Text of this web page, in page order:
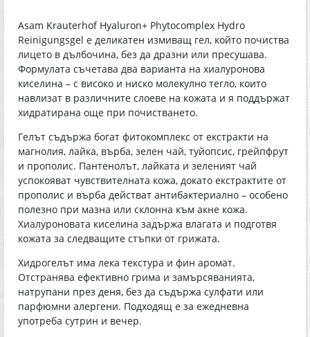
Asam Krauterhof Hyaluron+ Phytocomplex Hydro
Reinigungsgel е деликатен измиващ гел, който почиства
лицето в дълбочина, без да дразни или пресушава.
Формулата съчетава два варианта на хиалуронова
киселина – с високо и ниско молекулно тегло, които
навлизат в различните слоеве на кожата и я поддържат
хидратирана още при почистването.
Гелът съдържа богат фитокомплекс от екстракти на
магнолия, лайка, върба, зелен чай, туйопсис, грейпфрут
и прополис. Пантенолът, лайката и зеленият чай
успокояват чувствителната кожа, докато екстрактите от
прополис и върба действат антибактериално – особено
полезно при мазна или склонна към акне кожа.
Хиалуроновата киселина задържа влагата и подготвя
кожата за следващите стъпки от грижата.
Хидрогелът има лека текстура и фин аромат.
Отстранява ефективно грима и замърсяванията,
натрупани през деня, без да съдържа сулфати или
парфюмни алергени. Подходящ е за ежедневна
употреба сутрин и вечер.